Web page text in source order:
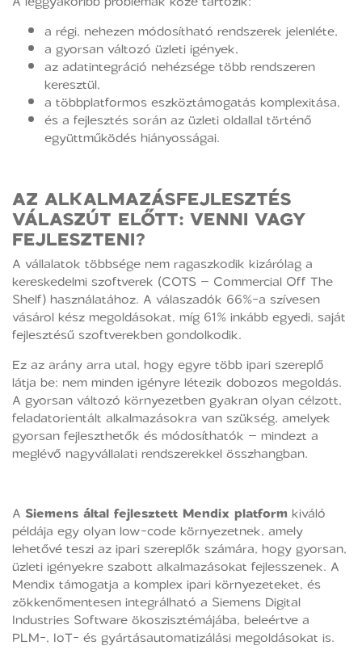
a régi, nehezen módosítható rendszerek jelenléte,
a gyorsan változó üzleti igények,
az adatintegráció nehézsége több rendszeren
keresztül,
a többplatformos eszköztámogatás komplexitása,
és a fejlesztés során az üzleti oldallal történő
együttműködés hiányosságai.
AZ ALKALMAZÁSFEJLESZTÉS
VÁLASZÚT ELŐTT: VENNI VAGY
FEJLESZTENI?
A vállalatok többsége nem ragaszkodik kizárólag a
kereskedelmi szoftverek (COTS – Commercial Off The
Shelf) használatához. A válaszadók 66%-a szívesen
vásárol kész megoldásokat, míg 61% inkább egyedi, saját
fejlesztésű szoftverekben gondolkodik.
Ez az arány arra utal, hogy egyre több ipari szereplő
látja be: nem minden igényre létezik dobozos megoldás.
A gyorsan változó környezetben gyakran olyan célzott,
feladatorientált alkalmazásokra van szükség, amelyek
gyorsan fejleszthetők és módosíthatók – mindezt a
meglévő nagyvállalati rendszerekkel összhangban.
A Siemens által fejlesztett Mendix platform kiváló
példája egy olyan low-code környezetnek, amely
lehetővé teszi az ipari szereplők számára, hogy gyorsan,
üzleti igényekre szabott alkalmazásokat fejlesszenek. A
Mendix támogatja a komplex ipari környezeteket, és
zökkenőmentesen integrálható a Siemens Digital
Industries Software ökoszisztémájába, beleértve a
PLM-, IoT- és gyártásautomatizálási megoldásokat is.